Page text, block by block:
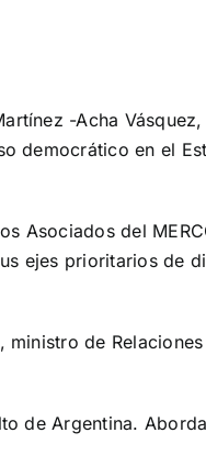
-Acha
democrático en el
Asociados del
ejes prioritarios de
de
de Argentina.